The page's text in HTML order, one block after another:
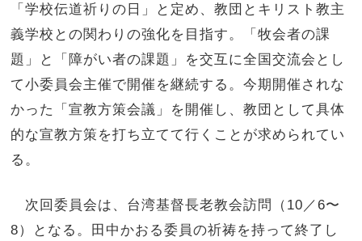
「学校伝道祈りの日」と定め、教団とキリスト教主
義学校との関わりの強化を目指す。「牧会者の課
題」と「障がい者の課題」を交互に全国交流会とし
て小委員会主催で開催を継続する。今期開催されな
かった「宣教方策会議」を開催し、教団として具体
的な宣教方策を打ち立てて行くことが求められてい
る。
次回委員会は、台湾基督長老教会訪問（10／6〜
8）となる。田中かおる委員の祈祷を持って終了し